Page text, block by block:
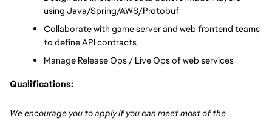
using Java/Spring/AWS/Protobuf
Collaborate with game server and web frontend teams
to define API contracts
Manage Release Ops / Live Ops of web services
Qualifications:
We encourage you to apply if you can meet most of the